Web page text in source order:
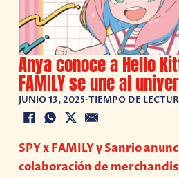
Anya conoce a Hello
FAMILY se une al
JUNIO 13, 2025•TIEMPO DE
SPY x FAMILY y Sanrio
colaboración de